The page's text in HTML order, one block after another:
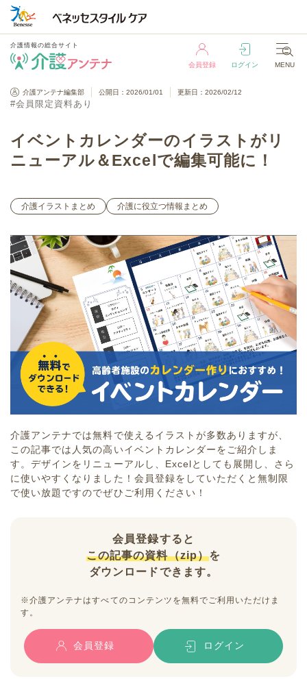
介護情報の総合サイト
会員登録 ログイン MENU
介護情報の総合サイト
#会員限定資料あり
介護アンテナ編集部 公開日：2026/01/01 更新日：2026/02/12
イベントカレンダーのイラストがリ
ニューアル＆Excelで編集可能に！
介護イラストまとめ 介護に役立つ情報まとめ
介護アンテナでは無料で使えるイラストが多数ありますが、
この記事では人気の高いイベントカレンダーをご紹介しま
す。デザインをリニューアルし、Excelとしても展開し、さら
に使いやすくなりました！会員登録をしていただくと無制限
で使い放題ですのでぜひご利用ください！
会員登録すると
この記事の資料（zip）を
ダウンロードできます。
※介護アンテナはすべてのコンテンツを無料でご利用いただけま
す。
会員登録 ログイン